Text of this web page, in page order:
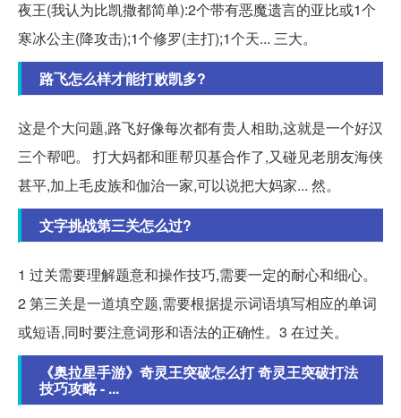
夜王(我认为比凯撒都简单):2个带有恶魔遗言的亚比或1个
寒冰公主(降攻击);1个修罗(主打);1个天... 三大。
路飞怎么样才能打败凯多?
这是个大问题,路飞好像每次都有贵人相助,这就是一个好汉
三个帮吧。 打大妈都和匪帮贝基合作了,又碰见老朋友海侠
甚平,加上毛皮族和伽治一家,可以说把大妈家... 然。
文字挑战第三关怎么过?
1 过关需要理解题意和操作技巧,需要一定的耐心和细心。
2 第三关是一道填空题,需要根据提示词语填写相应的单词
或短语,同时要注意词形和语法的正确性。3 在过关。
《奥拉星手游》奇灵王突破怎么打 奇灵王突破打法
技巧攻略 - ...